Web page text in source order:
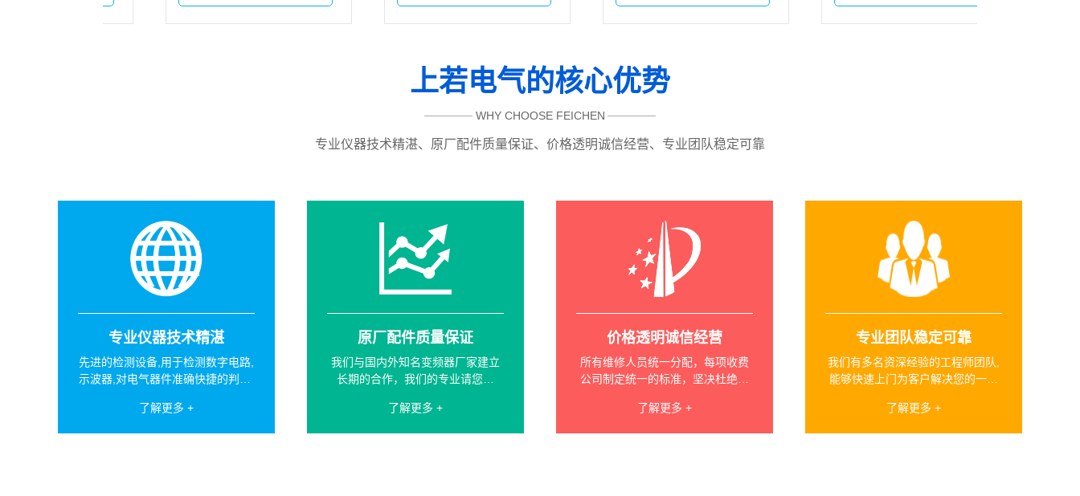
板、高压板故
上若电气的核心优势
WHY CHOOSE FEICHEN
专业仪器技术精湛、原厂配件质量保证、价格透明诚信经营、专业团队稳定可靠
专业仪器技术精湛
先进的检测设备,用于检测数字电路,
示波器,对电气器件准确快捷的判断,
了解更多 +
原厂配件质量保证
我们与国内外知名变频器厂家建立
长期的合作，我们的专业请您放
了解更多 +
价格透明诚信经营
所有维修人员统一分配，每项收费
公司制定统一的标准，坚决杜绝乱
了解更多 +
专业团队稳定可靠
我们有多名资深经验的工程师团队,
能够快速上门为客户解决您的一切
了解更多 +